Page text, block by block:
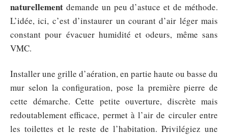
naturellement demande un peu d’astuce et de méthode.
L’idée, ici, c’est d’instaurer un courant d’air léger mais
constant pour évacuer humidité et odeurs, même sans
VMC.
Installer une grille d’aération, en partie haute ou basse du
mur selon la configuration, pose la première pierre de
cette démarche. Cette petite ouverture, discrète mais
redoutablement efficace, permet à l’air de circuler entre
les toilettes et le reste de l’habitation. Privilégiez une